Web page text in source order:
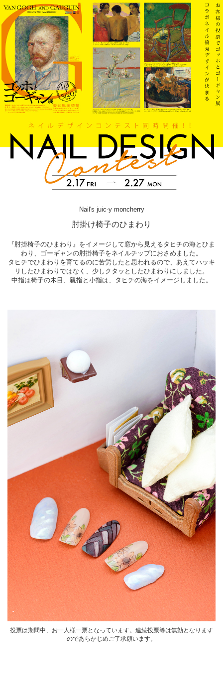
Nail's juic-y moncherry
肘掛け椅子のひまわり
『肘掛椅子のひまわり』をイメージして窓から見えるタヒチの海とひま
わり、ゴーギャンの肘掛椅子をネイルチップにおさめました。
タヒチでひまわりを育てるのに苦労したと思われるので、あえてハッキ
リしたひまわりではなく、少しクタッとしたひまわりにしました。
中指は椅子の木目、親指と小指は、タヒチの海をイメージしました。
投票は期間中、お一人様一票となっています。連続投票等は無効となります
のであらかじめご了承願います。